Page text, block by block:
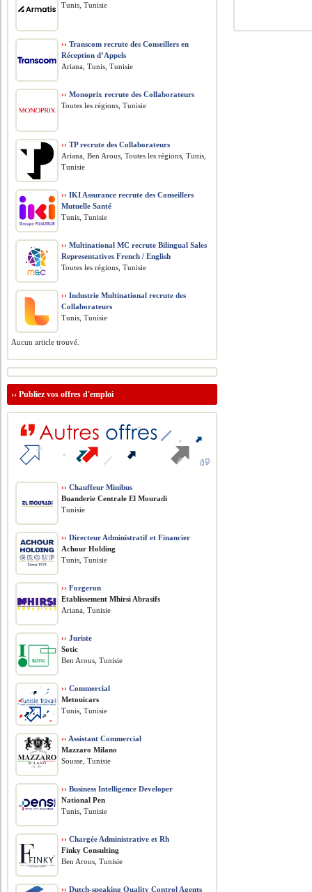
Tunis, Tunisie
›› Transcom recrute des Conseillers en
Réception d’Appels
Ariana, Tunis, Tunisie
›› Monoprix recrute des Collaborateurs
Toutes les régions, Tunisie
›› TP recrute des Collaborateurs
Ariana, Ben Arous, Toutes les régions, Tunis,
Tunisie
›› IKI Assurance recrute des Conseillers
Mutuelle Santé
Tunis, Tunisie
›› Multinational MC recrute Bilingual Sales
Representatives French / English
Toutes les régions, Tunisie
›› Industrie Multinational recrute des
Collaborateurs
Tunis, Tunisie
Aucun article trouvé.
››Publiez vos offres d'emploi
›› Chauffeur Minibus
Buanderie Centrale El Mouradi
Tunisie
›› Directeur Administratif et Financier
Achour Holding
Tunis, Tunisie
›› Forgeron
Etablissement Mhirsi Abrasifs
Ariana, Tunisie
›› Juriste
Sotic
Ben Arous, Tunisie
›› Commercial
Metouicars
Tunis, Tunisie
›› Assistant Commercial
Mazzaro Milano
Sousse, Tunisie
›› Business Intelligence Developer
National Pen
Tunis, Tunisie
›› Chargée Administrative et Rh
Finky Consulting
Ben Arous, Tunisie
›› Dutch-speaking Quality Control Agents